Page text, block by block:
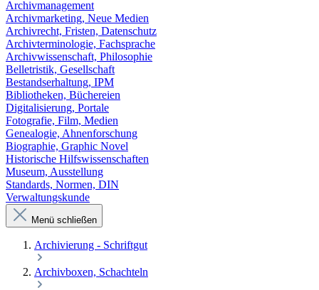
Archivmanagement
Archivmarketing, Neue Medien
Archivrecht, Fristen, Datenschutz
Archivterminologie, Fachsprache
Archivwissenschaft, Philosophie
Belletristik, Gesellschaft
Bestandserhaltung, IPM
Bibliotheken, Büchereien
Digitalisierung, Portale
Fotografie, Film, Medien
Genealogie, Ahnenforschung
Biographie, Graphic Novel
Historische Hilfswissenschaften
Museum, Ausstellung
Standards, Normen, DIN
Verwaltungskunde
Menü schließen
Archivierung - Schriftgut
Archivboxen, Schachteln